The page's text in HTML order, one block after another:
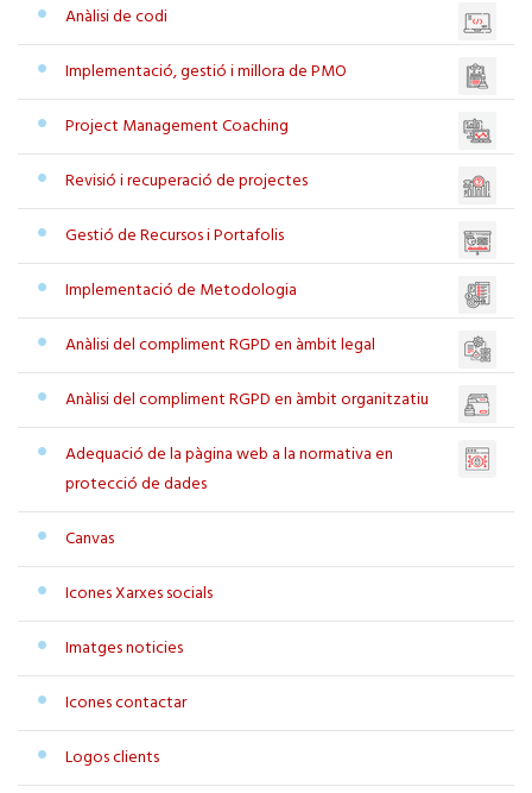
Anàlisi de codi
Implementació, gestió i millora de PMO
Project Management Coaching
Revisió i recuperació de projectes
Gestió de Recursos i Portafolis
Implementació de Metodologia
Anàlisi del compliment RGPD en àmbit legal
Anàlisi del compliment RGPD en àmbit organitzatiu
Adequació de la pàgina web a la normativa en
protecció de dades
Canvas
Icones Xarxes socials
Imatges noticies
Icones contactar
Logos clients